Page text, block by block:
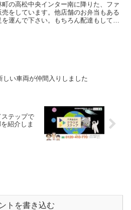
の高松中央インター南に降りた、ファ
をしています。他店舗のお弁当もある
運んで下さい。もちろん配達もしてい
、を目指しています。東かがわにも営
がわ市の方も是非ご連絡下さい。なお
プで不用品回収や遺品整理、生前整理
すのでなんでもご相談下さい。林町に
もよろしくお願いします。
しい車両が仲間入りしました
テップで
紹介しま
トを書き込む